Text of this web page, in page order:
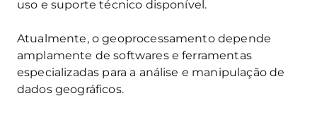
uso e suporte técnico disponível.
Atualmente, o geoprocessamento depende
amplamente de softwares e ferramentas
especializadas para a análise e manipulação de
dados geográficos.